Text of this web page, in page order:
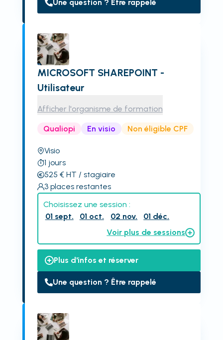
Une question ? Être rappelé
MICROSOFT SHAREPOINT -
Utilisateur
Afficher l'organisme de formation
Qualiopi En visio Non éligible CPF
Visio
1 jours
525 € HT / stagiaire
3 places restantes
Choisissez une session :
01 sept.
01 oct. 02 nov.
01 déc.
Voir plus de sessions
Plus d'infos et réserver
Une question ? Être rappelé